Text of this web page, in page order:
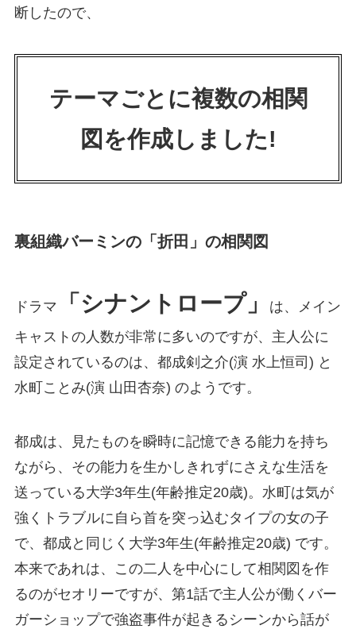
断したので、
テーマごとに複数の相関
図を作成しました!
裏組織バーミンの「折田」の相関図
ドラマ 「シナントロープ」
は、メイン
キャストの人数が非常に多いのですが、主人公に
設定されているのは、都成剣之介(演 水上恒司) と
水町ことみ(演 山田杏奈) のようです。
都成は、見たものを瞬時に記憶できる能力を持ち
ながら、その能力を生かしきれずにさえな生活を
送っている大学3年生(年齢推定20歳)。水町は気が
強くトラブルに自ら首を突っ込むタイプの女の子
で、都成と同じく大学3年生(年齢推定20歳) です。
本来であれは、この二人を中心にして相関図を作
るのがセオリーですが、第1話で主人公が働くバー
ガーショップで強盗事件が起きるシーンから話が